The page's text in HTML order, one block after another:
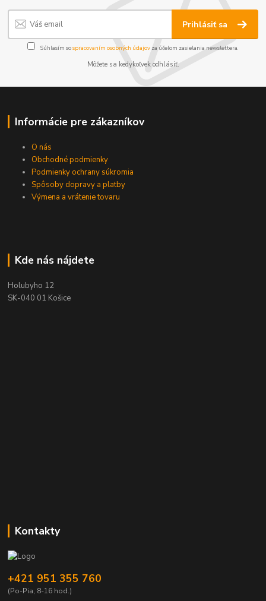
Prihlásiť sa
Súhlasím sospracovaním osobných údajov za účelom zasielania newslettera.
Môžete sa kedykoľvek odhlásiť.
Informácie pre zákazníkov
O nás
Obchodné podmienky
Podmienky ochrany súkromia
Spôsoby dopravy a platby
Výmena a vrátenie tovaru
Kde nás nájdete
Holubyho 12
SK-040 01 Košice
Kontakty
+421 951 355 760
(Po-Pia, 8-16 hod.)